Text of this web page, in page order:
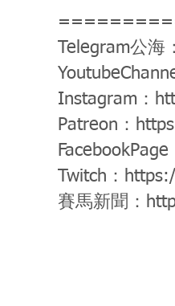
Telegram公海：
Instagram：
Patreon：
FacebookPage
Twitch：
賽馬新聞：